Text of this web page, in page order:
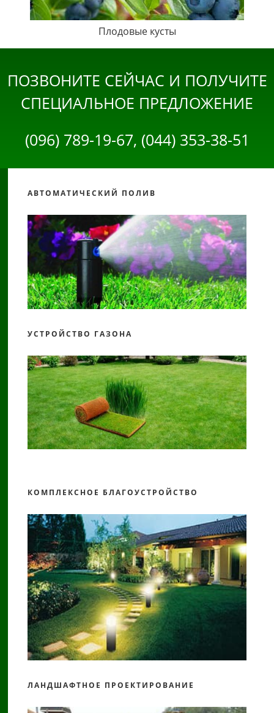
Плодовые кусты
ПОЗВОНИТЕ СЕЙЧАС И ПОЛУЧИТЕ
СПЕЦИАЛЬНОЕ ПРЕДЛОЖЕНИЕ
(096) 789-19-67, (044) 353-38-51
АВТОМАТИЧЕСКИЙ ПОЛИВ
УСТРОЙСТВО ГАЗОНА
КОМПЛЕКСНОЕ БЛАГОУСТРОЙСТВО
ЛАНДШАФТНОЕ ПРОЕКТИРОВАНИЕ